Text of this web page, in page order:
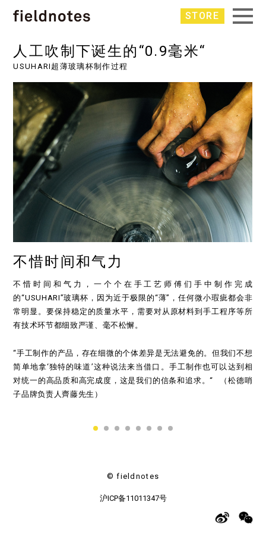
STORE
人工吹制下诞生的“0.9毫米“
USUHARI超薄玻璃杯制作过程
不惜时间和气力
不惜时间和气力，一个个在手工艺师傅们手中制作完成
的“USUHARI”玻璃杯，因为近于极限的“薄”，任何微小瑕疵都会非
常明显。要保持稳定的质量水平，需要对从原材料到手工程序等所
有技术环节都细致严谨、毫不松懈。
“手工制作的产品，存在细微的个体差异是无法避免的。但我们不想
简单地拿‘独特的味道’这种说法来当借口。手工制作也可以达到相
对统一的高品质和高完成度，这是我们的信条和追求。“ （松德哨
子品牌负责人齊藤先生）
© fieldnotes
沪ICP备11011347号